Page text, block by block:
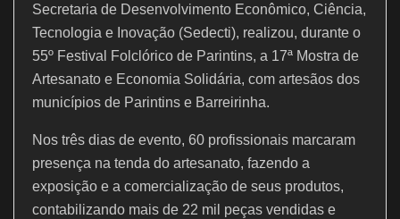
k
Secretaria de Desenvolvimento Econômico, Ciência,
Tecnologia e Inovação (Sedecti), realizou, durante o
55º Festival Folclórico de Parintins, a 17ª Mostra de
Artesanato e Economia Solidária, com artesãos dos
municípios de Parintins e Barreirinha.
Nos três dias de evento, 60 profissionais marcaram
presença na tenda do artesanato, fazendo a
exposição e a comercialização de seus produtos,
contabilizando mais de 22 mil peças vendidas e